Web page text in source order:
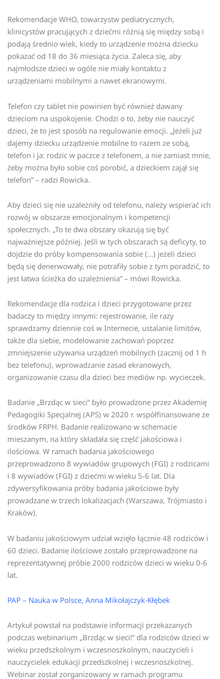
Rekomendacje WHO, towarzystw pediatrycznych,
klinicystów pracujących z dziećmi różnią się między sobą i
podają średnio wiek, kiedy to urządzenie można dziecku
pokazać od 18 do 36 miesiąca życia. Zaleca się, aby
najmłodsze dzieci w ogóle nie miały kontaktu z
urządzeniami mobilnymi a nawet ekranowymi.
Telefon czy tablet nie powinien być również dawany
dzieciom na uspokojenie. Chodzi o to, żeby nie nauczyć
dzieci, że to jest sposób na regulowanie emocji. „Jeżeli już
dajemy dziecku urządzenie mobilne to razem ze sobą,
telefon i ja: rodzic w paczce z telefonem, a nie zamiast mnie,
żeby można było sobie coś porobić, a dzieckiem zajął się
telefon” – radzi Rowicka.
Aby dzieci się nie uzależniły od telefonu, należy wspierać ich
rozwój w obszarze emocjonalnym i kompetencji
społecznych. „To te dwa obszary okazują się być
najważniejsze później. Jeśli w tych obszarach są deficyty, to
dojdzie do próby kompensowania sobie (…) jeżeli dzieci
będą się denerwowały, nie potrafiły sobie z tym poradzić, to
jest łatwa ścieżka do uzależnienia” – mówi Rowicka.
Rekomendacje dla rodzica i dzieci przygotowane przez
badaczy to między innymi: rejestrowanie, ile razy
sprawdzamy dziennie coś w Internecie, ustalanie limitów,
także dla siebie, modelowanie zachowań poprzez
zmniejszenie używania urządzeń mobilnych (zacznij od 1 h
bez telefonu), wprowadzanie zasad ekranowych,
organizowanie czasu dla dzieci bez mediów np. wycieczek.
Badanie „Brzdąc w sieci” było prowadzone przez Akademię
Pedagogiki Specjalnej (APS) w 2020 r. współfinansowane ze
środków FRPH. Badanie realizowano w schemacie
mieszanym, na który składała się część jakościowa i
ilościowa. W ramach badania jakościowego
przeprowadzono 8 wywiadów grupowych (FGI) z rodzicami
i 8 wywiadów (FGI) z dziećmi w wieku 5-6 lat. Dla
zdywersyfikowania próby badania jakościowe były
prowadzane w trzech lokalizacjach (Warszawa, Trójmiasto i
Kraków).
W badaniu jakościowym udział wzięło łącznie 48 rodziców i
60 dzieci. Badanie ilościowe zostało przeprowadzone na
reprezentatywnej próbie 2000 rodziców dzieci w wieku 0-6
lat.
PAP – Nauka w Polsce, Anna Mikołajczyk-Kłębek
Artykuł powstał na podstawie informacji przekazanych
podczas webinarium „Brzdąc w sieci!” dla rodziców dzieci w
wieku przedszkolnym i wczesnoszkolnym, nauczycieli i
nauczycielek edukacji przedszkolnej i wczesnoszkolnej.
Webinar został zorganizowany w ramach programu